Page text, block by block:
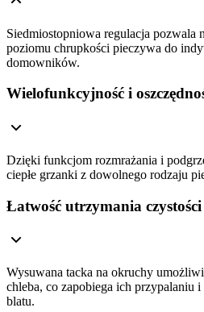
Siedmiostopniowa regulacja pozwala
poziomu chrupkości pieczywa do
domowników.
Wielofunkcyjność i
Dzięki funkcjom rozmrażania i
ciepłe grzanki z dowolnego rodzaju
Łatwość utrzymania czystości
Wysuwana tacka na okruchy
chleba, co zapobiega ich przypalaniu
blatu.